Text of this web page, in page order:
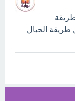
سؤال طرائق التشكيل 1-طريقة
الحبال طريقة الحبال